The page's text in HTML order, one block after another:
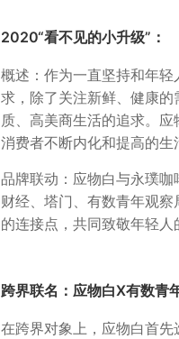
2020“看不见的小升级”：
概述：作为一直坚持和年
求，除了关注新鲜、健康
质、高美商生活的追求。
消费者不断内化和提高的生
品牌联动：应物白与永璞
财经、塔门、有数青年观
的连接点，共同致敬年轻人
跨界联名：应物白X有数青
在跨界对象上，应物白首先